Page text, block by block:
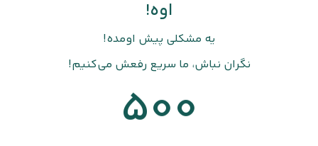
اوه!
یه مشکلی پیش اومده!
نگران نباش، ما سریع رفعش می‌کنیم!
500